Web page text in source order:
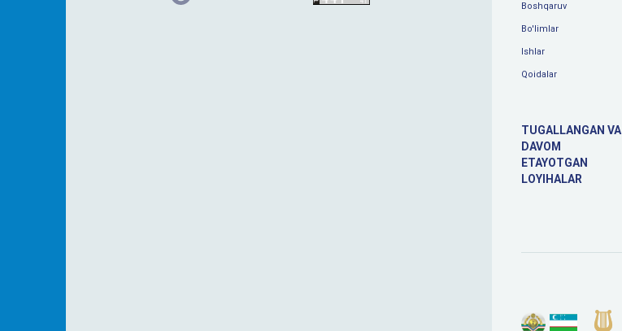
Boshqaruv
Bo'limlar
Ishlar
Qoidalar
TUGALLANGAN VA
DAVOM
ETAYOTGAN
LOYIHALAR